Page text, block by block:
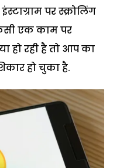
पर स्क्रोलिंग
एक काम पर
हो रही है तो आप का
हो चुका है.